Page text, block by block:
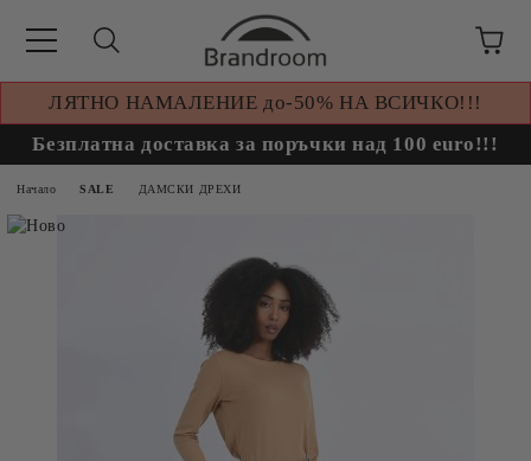
ЛЯТНО НАМАЛЕНИЕ до-50% НА ВСИЧКО!!!
Безплатна доставка за поръчки над 100 euro!!!
Начало SALE ДАМСКИ ДРЕХИ